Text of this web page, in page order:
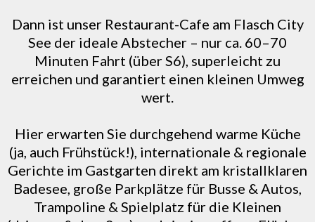
Dann ist unser Restaurant-Cafe am Flasch City
See der ideale Abstecher – nur ca. 60–70
Minuten Fahrt (über S6), superleicht zu
erreichen und garantiert einen kleinen Umweg
wert.
Hier erwarten Sie durchgehend warme Küche
(ja, auch Frühstück!), internationale & regionale
Gerichte im Gastgarten direkt am kristallklaren
Badesee, große Parkplätze für Busse & Autos,
Trampoline & Spielplatz für die Kleinen